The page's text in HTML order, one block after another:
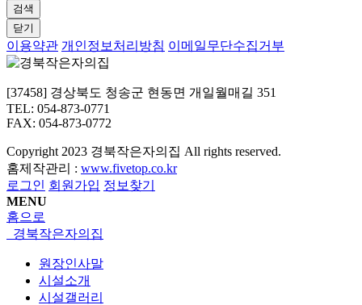
검색
닫기
이용약관 개인정보처리방침 이메일무단수집거부
[37458] 경상북도 청송군 현동면 개일월매길 351
TEL: 054-873-0771
FAX: 054-873-0772
Copyright 2023 경북작은자의집 All rights reserved.
홈제작관리 : www.fivetop.co.kr
로그인 회원가입 정보찾기
MENU
홈으로
경북작은자의집
원장인사말
시설소개
시설갤러리